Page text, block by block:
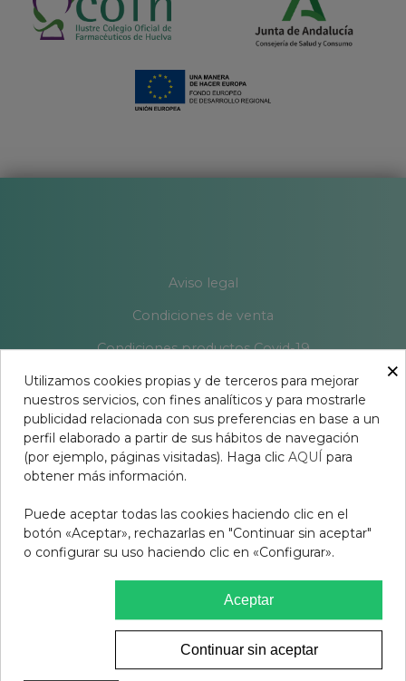
Aviso legal
Condiciones de venta
Condiciones productos Covid-19
Resolución Litigios en Línea
Política de Privacidad
Contacto
Encargos
Política de Cookies
Configuración de cookies
×
Utilizamos cookies propias y de terceros para mejorar
nuestros servicios, con fines analíticos y para mostrarle
publicidad relacionada con sus preferencias en base a un
perfil elaborado a partir de sus hábitos de navegación
(por ejemplo, páginas visitadas). Haga clic AQUÍ para
obtener más información.
Puede aceptar todas las cookies haciendo clic en el
botón «Aceptar», rechazarlas en "Continuar sin aceptar"
o configurar su uso haciendo clic en «Configurar».
Aceptar
Continuar sin aceptar